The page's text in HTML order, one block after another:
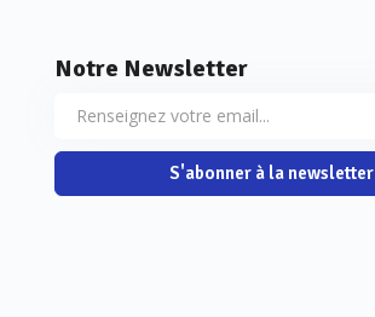
Notre Newsletter
S'abonner à la newsletter